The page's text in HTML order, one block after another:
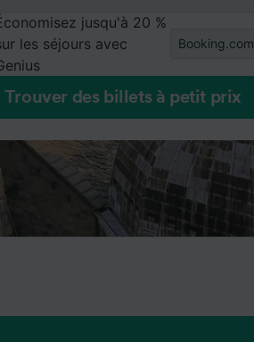
jusqu'à 20 %
les séjours avec
Booking.com
Trouver des billets à petit prix